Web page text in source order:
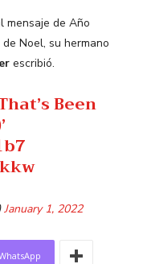
mensaje de Año
Noel, su hermano
escribió.
Been
January 1, 2022